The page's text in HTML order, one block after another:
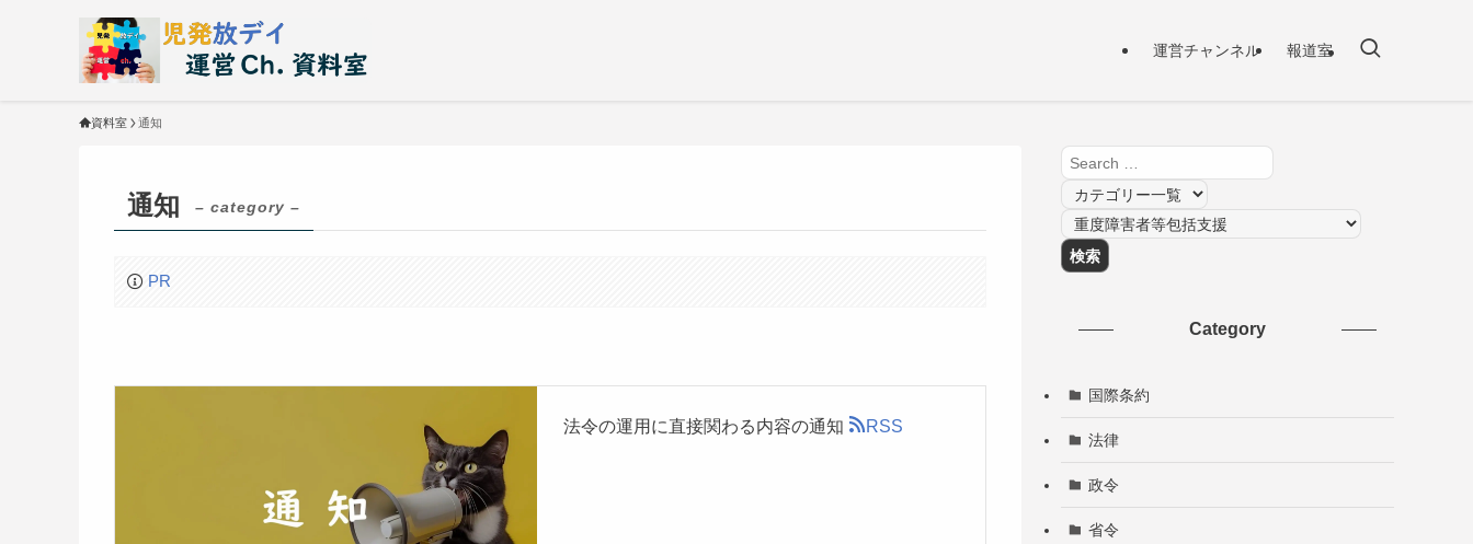
運営チャンネル 報道室
資料室 通知
通知 – category –
PR
法令の運用に直接関わる内容の通知 RSS
Category
国際条約
法律
政令
省令